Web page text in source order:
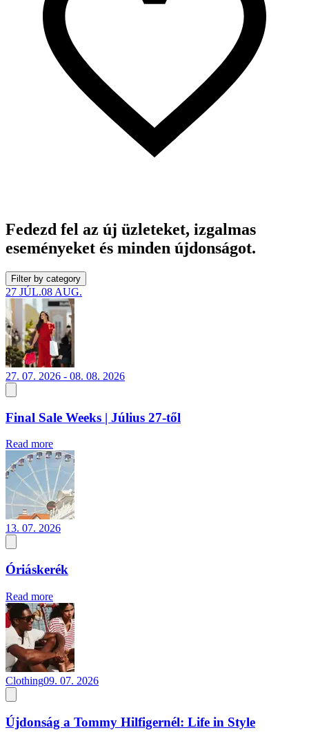
Fedezd fel az új üzleteket, izgalmas
eseményeket és minden újdonságot.
Filter by category
27 JÚL.08 AUG.
27. 07. 2026 - 08. 08. 2026
Final Sale Weeks | Július 27-től
Read more
13. 07. 2026
Óriáskerék
Read more
Clothing09. 07. 2026
Újdonság a Tommy Hilfigernél: Life in Style